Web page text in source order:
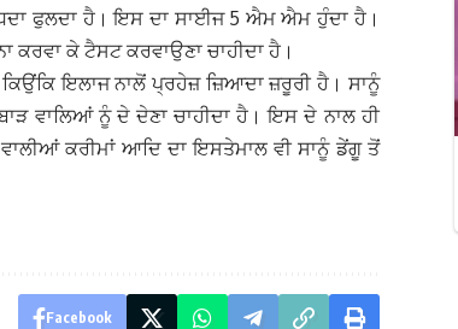
ਫੁਲਦਾ ਹੈ। ਇਸ ਦਾ ਸਾਈਜ 5 ਐਮ ਐਮ ਹੁੰਦਾ ਹੈ।
ਕੇ ਟੈਸਟ ਕਰਵਾਉਣਾ ਚਾਹੀਦਾ ਹੈ।
ਇਲਾਜ ਨਾਲੋਂ ਪ੍ਰਹੇਜ਼ ਜ਼ਿਆਦਾ ਜ਼ਰੂਰੀ ਹੈ। ਸਾਨੂੰ
ਵਾਲਿਆਂ ਨੂੰ ਦੇ ਦੇਣਾ ਚਾਹੀਦਾ ਹੈ। ਇਸ ਦੇ ਨਾਲ ਹੀ
ਕਰੀਮਾਂ ਆਦਿ ਦਾ ਇਸਤੇਮਾਲ ਵੀ ਸਾਨੂੰ ਡੇਂਗੂ ਤੋਂ
Facebook